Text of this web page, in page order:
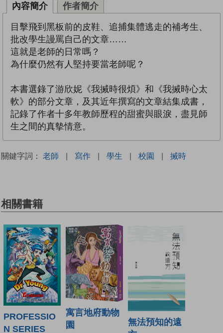
內容簡介 作者簡介
目擊飛到黑板前的皮鞋、追捕集體逃走的補考生、
批改學生謾罵自己的文章……
這就是老師的日常嗎？
為什麼仍然有人堅持要當老師呢？
本書選錄了游欣妮《我搣時很煩》和《我搣時心太
軟》的部分文章，及其近年撰寫的文章結集成書，
記錄了作者十多年教師歷程的甜蜜與眼淚，盡見師
生之間的真摰情意。
關鍵字詞： 老師 | 寫作 | 學生 | 校園 | 搣時
相關書籍
PROFESSIO
N SERIES
寓言地府動物
園
無法預知的遠